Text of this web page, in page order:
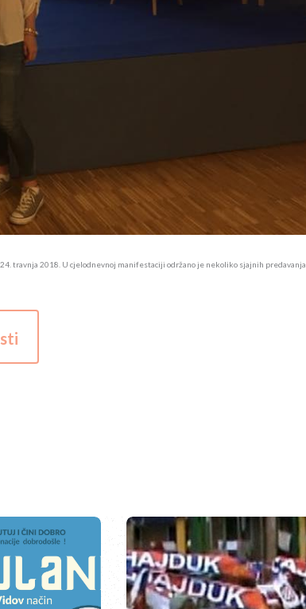
travnja 2018. U cjelodnevnoj manifestaciji održano je nekoliko sjajnih predavanja,